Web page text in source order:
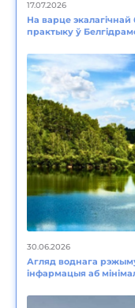
17.07.2026
На варце
практыку ў
30.06.2026
Агляд воднага
інфармацыя аб